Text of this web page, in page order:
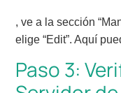
, ve a la sección
elige “Edit”. Aquí
Paso 3: